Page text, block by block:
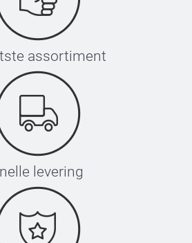
assortiment
levering